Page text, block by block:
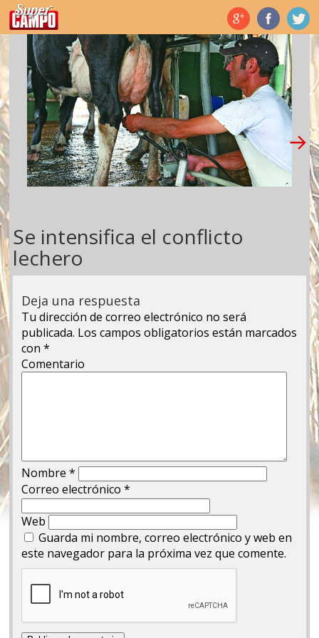
Temas de hoy
Se intensifica el conflicto
lechero
Deja una respuesta
Tu dirección de correo electrónico no será
publicada. Los campos obligatorios están marcados
con*
Comentario
Nombre*
Correo electrónico*
Web
Guarda mi nombre, correo electrónico y web en
este navegador para la próxima vez que comente.